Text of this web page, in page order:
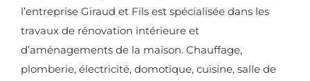
l’entreprise Giraud et Fils est spécialisée dans les
travaux de rénovation intérieure et
d’aménagements de la maison. Chauffage,
plomberie, électricité, domotique, cuisine, salle de